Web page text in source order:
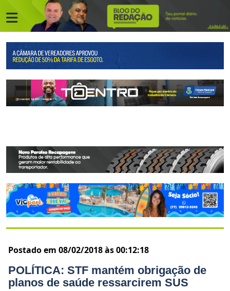
Postado em 08/02/2018 às 00:12:18
POLÍTICA: STF mantém obrigação de
planos de saúde ressarcirem SUS